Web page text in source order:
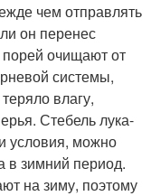
чем отправлять
он перенес
очищают от
системы,
влагу,
Стебель лука-
условия, можно
в зимний период.
на зиму, поэтому